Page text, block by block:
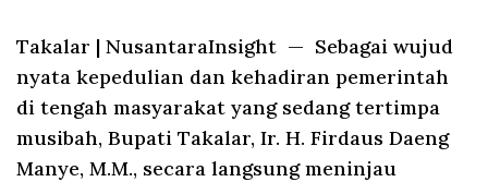
Takalar | NusantaraInsight — Sebagai wujud
nyata kepedulian dan kehadiran pemerintah
di tengah masyarakat yang sedang tertimpa
musibah, Bupati Takalar, Ir. H. Firdaus Daeng
Manye, M.M., secara langsung meninjau